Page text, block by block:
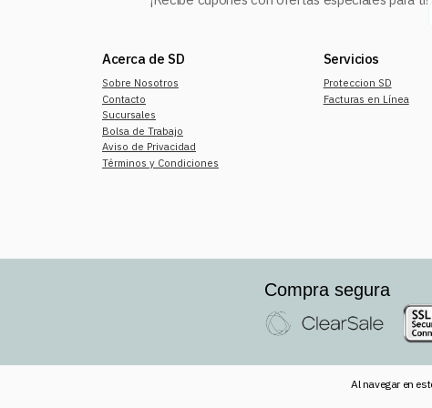
Acerca de SD
Sobre Nosotros
Contacto
Sucursales
Bolsa de Trabajo
Aviso de Privacidad
Términos y Condiciones
Servicios
Proteccion SD
Facturas en Línea
Compra segura
Al navegar en